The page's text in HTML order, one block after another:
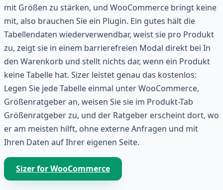
mit Größen zu stärken, und WooCommerce bringt keine
mit, also brauchen Sie ein Plugin. Ein gutes hält die
Tabellendaten wiederverwendbar, weist sie pro Produkt
zu, zeigt sie in einem barrierefreien Modal direkt bei In
den Warenkorb und stellt nichts dar, wenn ein Produkt
keine Tabelle hat. Sizer leistet genau das kostenlos:
Legen Sie jede Tabelle einmal unter WooCommerce,
Größenratgeber an, weisen Sie sie im Produkt-Tab
Größenratgeber zu, und der Ratgeber erscheint dort, wo
er am meisten hilft, ohne externe Anfragen und mit
Ihren Daten auf Ihrer eigenen Seite.
Sizer for WooCommerce